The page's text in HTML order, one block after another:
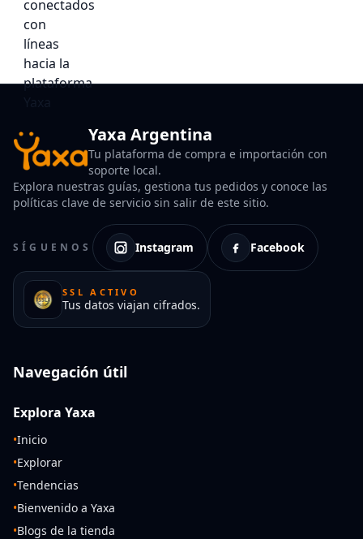
Yaxa Argentina
Tu plataforma de compra e importación con
soporte local.
Explora nuestras guías, gestiona tus pedidos y conoce las
políticas clave de servicio sin salir de este sitio.
SÍGUENOS Instagram Facebook
SSL ACTIVO
Tus datos viajan cifrados.
Navegación útil
Explora Yaxa
•Inicio
•Explorar
•Tendencias
•Bienvenido a Yaxa
•Blogs de la tienda